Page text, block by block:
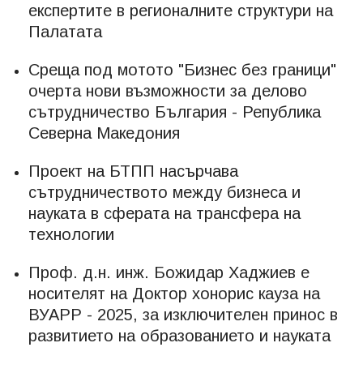
експертите в регионалните структури на
Палатата
Среща под мотото "Бизнес без граници"
очерта нови възможности за делово
сътрудничество България - Република
Северна Македония
Проект на БТПП насърчава
сътрудничеството между бизнеса и
науката в сферата на трансфера на
технологии
Проф. д.н. инж. Божидар Хаджиев е
носителят на Доктор хонорис кауза на
ВУАРР - 2025, за изключителен принос в
развитието на образованието и науката